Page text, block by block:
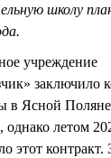
школу
учреждение
заключило
в Ясной
однако летом
этот контракт.